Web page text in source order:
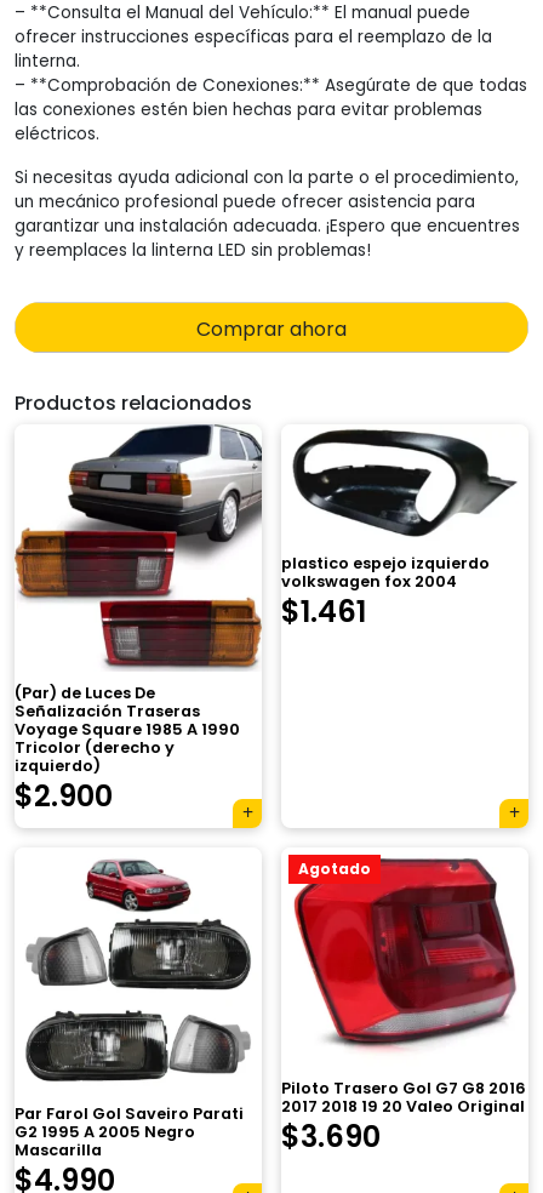
– **Consulta el Manual del Vehículo:** El manual puede
ofrecer instrucciones específicas para el reemplazo de la
linterna.
– **Comprobación de Conexiones:** Asegúrate de que todas
las conexiones estén bien hechas para evitar problemas
eléctricos.
Si necesitas ayuda adicional con la parte o el procedimiento,
un mecánico profesional puede ofrecer asistencia para
garantizar una instalación adecuada. ¡Espero que encuentres
y reemplaces la linterna LED sin problemas!
Comprar ahora
Productos relacionados
(Par) de Luces De
Señalización Traseras
Voyage Square 1985 A 1990
Tricolor (derecho y
izquierdo)
$2.900
plastico espejo izquierdo
volkswagen fox 2004
$1.461
Par Farol Gol Saveiro Parati
G2 1995 A 2005 Negro
Mascarilla
$4.990
Agotado
Piloto Trasero Gol G7 G8 2016
2017 2018 19 20 Valeo Original
$3.690